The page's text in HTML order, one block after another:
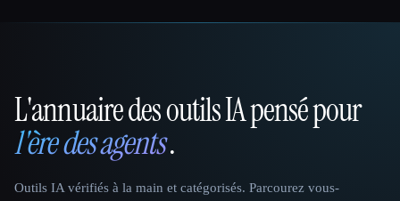
That AI Collection
L'annuaire des outils IA pensé pour
l'ère des agents.
Outils IA vérifiés à la main et catégorisés. Parcourez vous-